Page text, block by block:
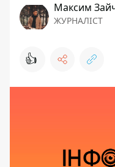
Максим
ЖУРНАЛІСТ
👍